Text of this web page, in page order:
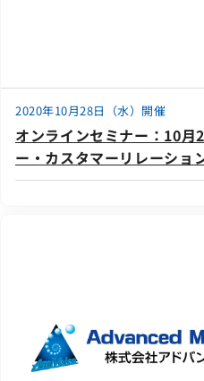
2020年10月28日（水）開催
オンラインセミナー：10
ー・カスタマーリレーショ
「ここまで進化したコンタ